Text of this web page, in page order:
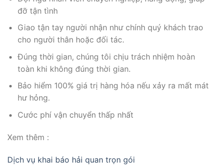
đỡ tận tình
Giao tận tay người nhận như chính quý khách trao
cho người thân hoặc đối tác.
Đúng thời gian, chúng tôi chịu trách nhiệm hoàn
toàn khi không đúng thời gian.
Bảo hiểm 100% giá trị hàng hóa nếu xảy ra mất mát
hư hỏng.
Cước phí vận chuyển thấp nhất
Xem thêm :
Dịch vụ khai báo hải quan trọn gói